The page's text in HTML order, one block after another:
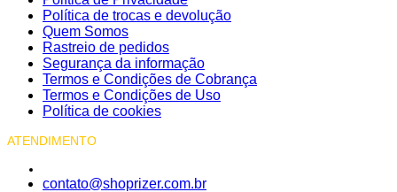
Política de trocas e devolução
Quem Somos
Rastreio de pedidos
Segurança da informação
Termos e Condições de Cobrança
Termos e Condições de Uso
Política de cookies
ATENDIMENTO
contato@shoprizer.com.br